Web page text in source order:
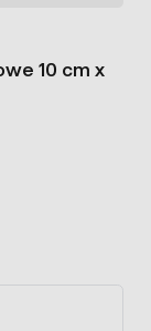
10 cm x